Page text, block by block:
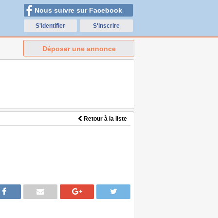
Nous suivre sur Facebook
S'identifier S'inscrire
Déposer une annonce
Retour à la liste